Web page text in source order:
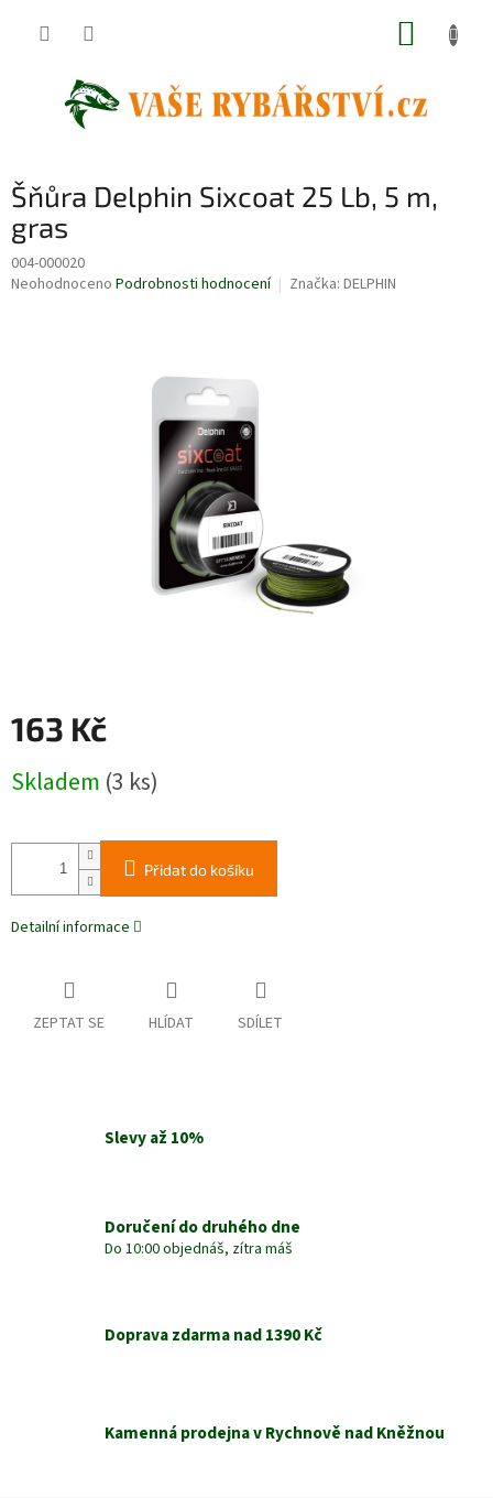
Šňůra Delphin Sixcoat 25 Lb, 5 m,
gras
004-000020
Průměrné
Neohodnoceno Podrobnosti hodnocení Značka: DELPHIN
163 Kč
cena:
Skladem (3 ks)
Přidat do košíku
Detailní informace
ZEPTAT SE HLÍDAT SDÍLET
Slevy až 10%
Doručení do druhého dne
Do 10:00 objednáš, zítra máš
Doprava zdarma nad 1390 Kč
Kamenná prodejna v Rychnově nad Kněžnou